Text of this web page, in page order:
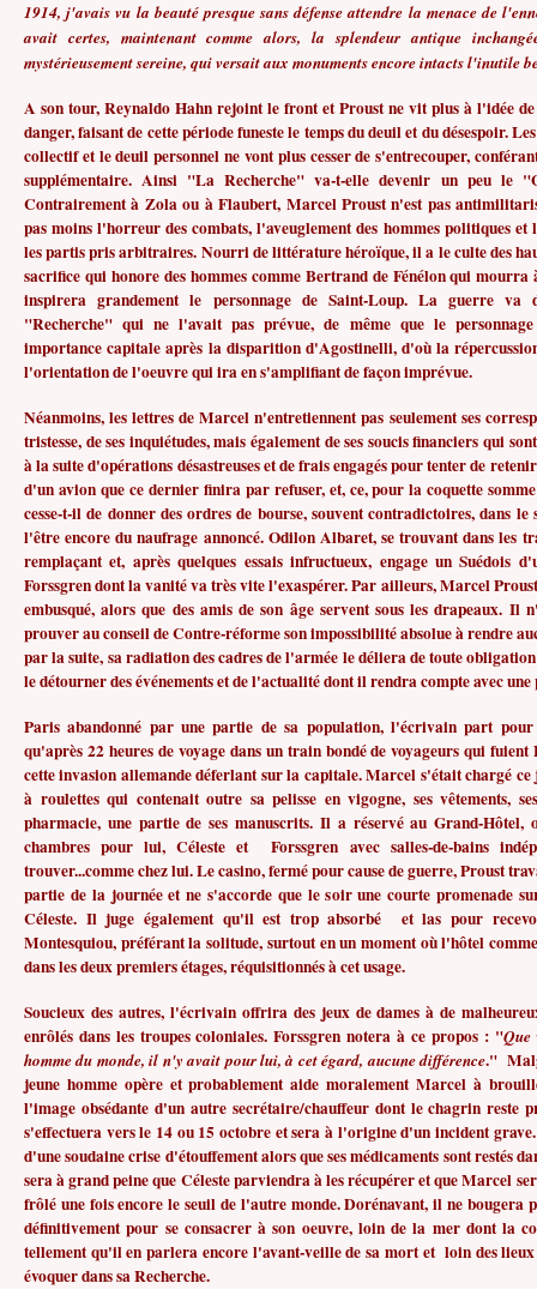
1914, j'avais vu la beauté presque sans défense attendre la menace de
avait certes, maintenant comme alors, la splendeur antique
mystérieusement sereine, qui versait aux monuments encore intacts l'inutile
A son tour, Reynaldo Hahn rejoint le front et Proust ne vit plus à l'idée de
danger, faisant de cette période funeste le temps du deuil et du désespoir.
collectif et le deuil personnel ne vont plus cesser de s'entrecouper,
supplémentaire. Ainsi "La Recherche" va-t-elle devenir un peu le
Contrairement à Zola ou à Flaubert, Marcel Proust n'est pas
pas moins l'horreur des combats, l'aveuglement des hommes politiques
les partis pris arbitraires. Nourri de littérature héroïque, il a le culte des
sacrifice qui honore des hommes comme Bertrand de Fénélon qui mourra
inspirera grandement le personnage de Saint-Loup. La guerre va
"Recherche" qui ne l'avait pas prévue, de même que le
importance capitale après la disparition d'Agostinelli, d'où la
l'orientation de l'oeuvre qui ira en s'amplifiant de façon imprévue.
Néanmoins, les lettres de Marcel n'entretiennent pas seulement ses
tristesse, de ses inquiétudes, mais également de ses soucis financiers qui
à la suite d'opérations désastreuses et de frais engagés pour tenter de
d'un avion que ce dernier finira par refuser, et, ce, pour la coquette
cesse-t-il de donner des ordres de bourse, souvent contradictoires, dans
l'être encore du naufrage annoncé. Odilon Albaret, se trouvant dans les
remplaçant et, après quelques essais infructueux, engage un Suédois
Forssgren dont la vanité va très vite l'exaspérer. Par ailleurs, Marcel
embusqué, alors que des amis de son âge servent sous les drapeaux. Il
prouver au conseil de Contre-réforme son impossibilité absolue à rendre
par la suite, sa radiation des cadres de l'armée le déliera de toute
le détourner des événements et de l'actualité dont il rendra compte avec
Paris abandonné par une partie de sa population, l'écrivain part
qu'après 22 heures de voyage dans un train bondé de voyageurs qui
cette invasion allemande déferlant sur la capitale. Marcel s'était chargé
à roulettes qui contenait outre sa pelisse en vigogne, ses vêtements,
pharmacie, une partie de ses manuscrits. Il a réservé au Grand-Hôtel,
chambres pour lui, Céleste et Forssgren avec salles-de-bains
trouver...comme chez lui. Le casino, fermé pour cause de guerre, Proust
partie de la journée et ne s'accorde que le soir une courte promenade
Céleste. Il juge également qu'il est trop absorbé et las pour
Montesquiou, préférant la solitude, surtout en un moment où l'hôtel
dans les deux premiers étages, réquisitionnés à cet usage.
Soucieux des autres, l'écrivain offrira des jeux de dames à de
enrôlés dans les troupes coloniales. Forssgren notera à ce propos : "Que
homme du monde, il n'y avait pour lui, à cet égard, aucune différence."
jeune homme opère et probablement aide moralement Marcel à
l'image obsédante d'un autre secrétaire/chauffeur dont le chagrin reste
s'effectuera vers le 14 ou 15 octobre et sera à l'origine d'un incident
d'une soudaine crise d'étouffement alors que ses médicaments sont restés
sera à grand peine que Céleste parviendra à les récupérer et que Marcel
frôlé une fois encore le seuil de l'autre monde. Dorénavant, il ne bougera
définitivement pour se consacrer à son oeuvre, loin de la mer dont la
tellement qu'il en parlera encore l'avant-veille de sa mort et loin des
évoquer dans sa Recherche.